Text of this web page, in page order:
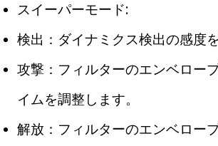
スイーパーモード:
検出：ダイナミクス検出の感度
攻撃：フィルターのエンベロー
イムを調整します。
解放：フィルターのエンベロー